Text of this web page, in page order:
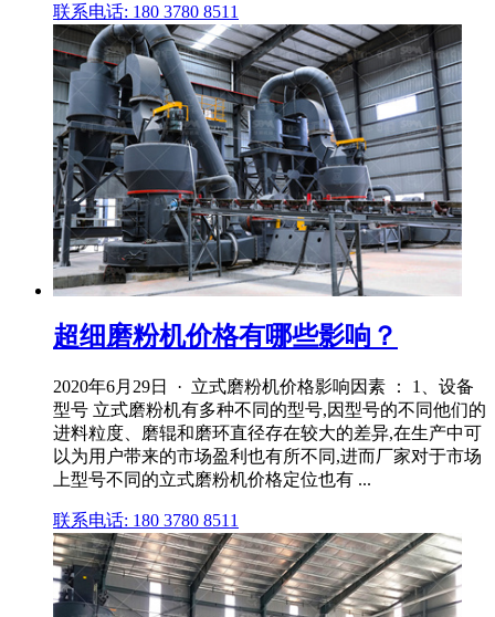
联系电话: 180 3780 8511
超细磨粉机价格有哪些影响？
2020年6月29日 · 立式磨粉机价格影响因素 ： 1、设备
型号 立式磨粉机有多种不同的型号,因型号的不同他们的
进料粒度、磨辊和磨环直径存在较大的差异,在生产中可
以为用户带来的市场盈利也有所不同,进而厂家对于市场
上型号不同的立式磨粉机价格定位也有 ...
联系电话: 180 3780 8511